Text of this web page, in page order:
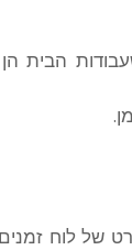
הבית
לוח זמנים.